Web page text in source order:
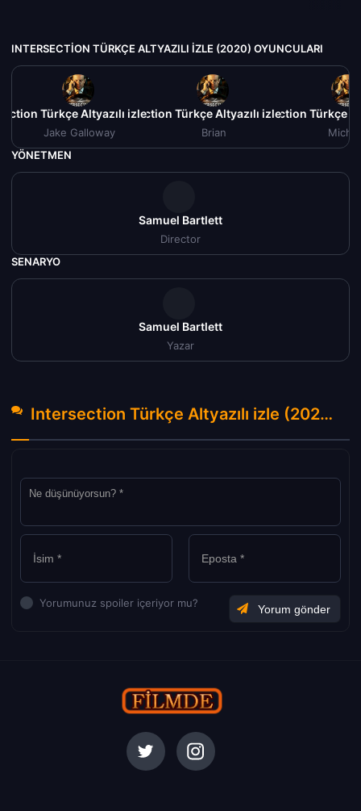
INTERSECTION TÜRKÇE ALTYAZILI IZLE (2020) OYUNCULARI
Türkçe Altyazılı izle (2020)
Jake Galloway
Intersection Türkçe Altyazılı izle (2020)
Brian
Intersection Türkçe
YÖNETMEN
Samuel Bartlett
Director
SENARYO
Samuel Bartlett
Yazar
Intersection Türkçe Altyazılı izle (2020) Hakkında Yorumlar
Yorumunuz spoiler içeriyor mu?